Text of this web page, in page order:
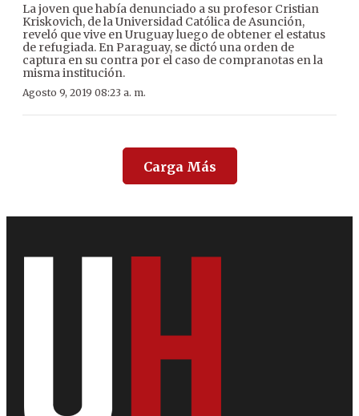
La joven que había denunciado a su profesor Cristian
Kriskovich, de la Universidad Católica de Asunción,
reveló que vive en Uruguay luego de obtener el estatus
de refugiada. En Paraguay, se dictó una orden de
captura en su contra por el caso de compranotas en la
misma institución.
Agosto 9, 2019 08:23 a. m.
Carga Más